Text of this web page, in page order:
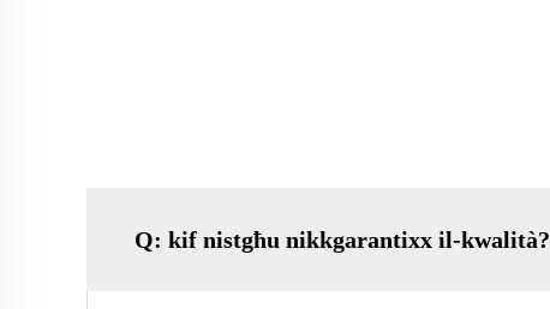
Q: kif nistgħu nikkgarantixx il-kwalità?